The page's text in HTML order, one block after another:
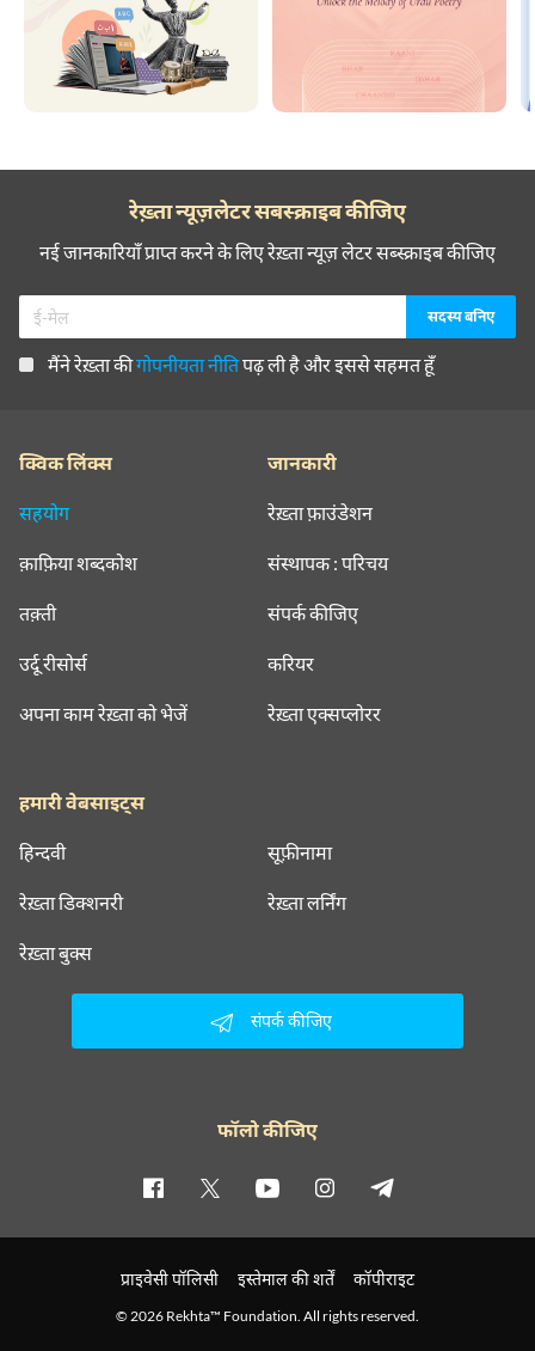
रेख़्ता न्यूज़लेटर सबस्क्राइब कीजिए
नई जानकारियाँ प्राप्त करने के लिए रेख़्ता न्यूज़ लेटर सब्स्क्राइब कीजिए
मैंने रेख़्ता कीगोपनीयता नीतिपढ़ ली है और इससे सहमत हूँ
क्विक लिंक्स
सहयोग
क़ाफ़िया शब्दकोश
तक़्ती
उर्दू रीसोर्स
अपना काम रेख़्ता को भेजें
जानकारी
रेख़्ता फ़ाउंडेशन
संस्थापक : परिचय
संपर्क कीजिए
करियर
रेख़्ता एक्सप्लोरर
हमारी वेबसाइट्स
हिन्दवी सूफ़ीनामा
रेख़्ता डिक्शनरी रेख़्ता लर्निंग
रेख़्ता बुक्स
संपर्क कीजिए
फॉलो कीजिए
प्राइवेसी पॉलिसी इस्तेमाल की शर्तें कॉपीराइट
© 2026 Rekhta™ Foundation. All rights reserved.